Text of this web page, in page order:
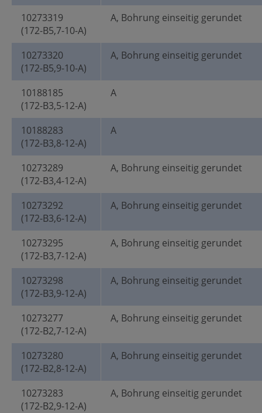
10273319
(172-B5,7-10-A)
A, Bohrung einseitig gerundet
10273320
(172-B5,9-10-A)
A, Bohrung einseitig gerundet
10188185
(172-B3,5-12-A)
A
10188283
(172-B3,8-12-A)
A
10273289
(172-B3,4-12-A)
A, Bohrung einseitig gerundet
10273292
(172-B3,6-12-A)
A, Bohrung einseitig gerundet
10273295
(172-B3,7-12-A)
A, Bohrung einseitig gerundet
10273298
(172-B3,9-12-A)
A, Bohrung einseitig gerundet
10273277
(172-B2,7-12-A)
A, Bohrung einseitig gerundet
10273280
(172-B2,8-12-A)
A, Bohrung einseitig gerundet
10273283
(172-B2,9-12-A)
A, Bohrung einseitig gerundet